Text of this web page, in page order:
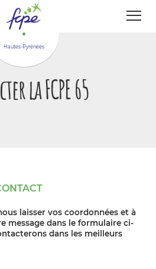
Hautes-Pyrénées
la FCPE 65
laisser vos coordonnées et à
message dans le formulaire ci-
dans les meilleurs